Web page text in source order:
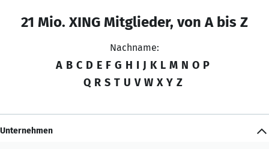
21 Mio. XING Mitglieder, von A bis Z
Nachname:
A B C D E F G H I J K L M N O P
Q R S T U V W X Y Z
Unternehmen